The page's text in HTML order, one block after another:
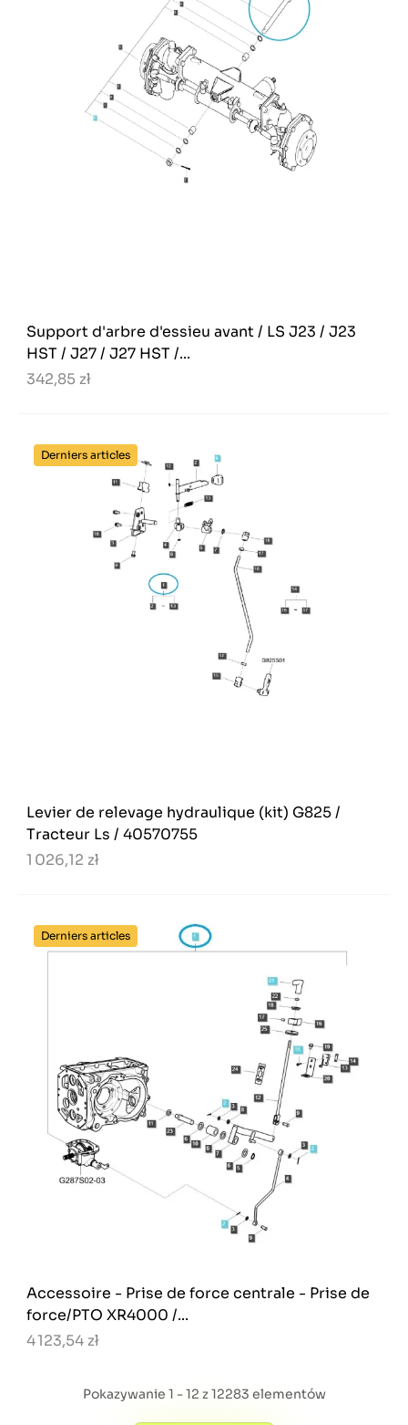
Support d'arbre d'essieu avant / LS J23 / J23
HST / J27 / J27 HST /...
342,85 zł
Derniers articles
Levier de relevage hydraulique (kit) G825 /
Tracteur Ls / 40570755
1 026,12 zł
Derniers articles
Accessoire - Prise de force centrale - Prise de
force/PTO XR4000 /...
4 123,54 zł
Pokazywanie 1 - 12 z 12283 elementów